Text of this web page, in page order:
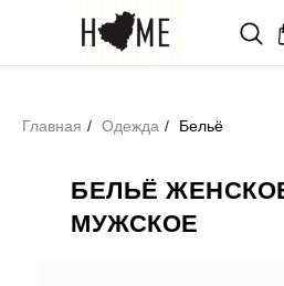
Главная / Одежда / Бельё
БЕЛЬЁ
МУЖСКОЕ